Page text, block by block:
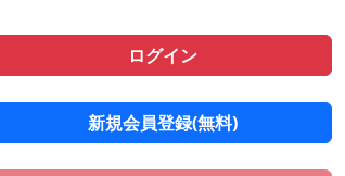
ログイン
新規会員登録(無料)